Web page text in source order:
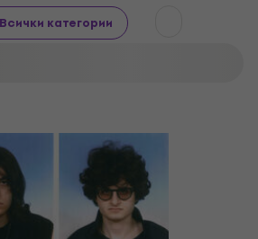
Всички категории